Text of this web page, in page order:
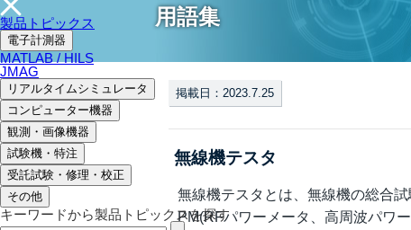
製品トピックス
電子計測器
MATLAB / HILS
JMAG
リアルタイムシミュレータ
コンピューター機器
観測・画像機器
試験機・特注
受託試験・修理・校正
その他
キーワードから製品トピックスを探す
用語集
掲載日：2023.7.25
無線機テスタ
無線機テスタとは、無線機の総合
PM(RFパワーメータ、高周波パワ